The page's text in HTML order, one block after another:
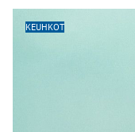
KEUHKOT